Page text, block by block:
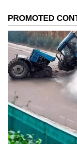
ఉంటుంది.
తెలుసా అని
గూగుల్‌లో
ను మీ